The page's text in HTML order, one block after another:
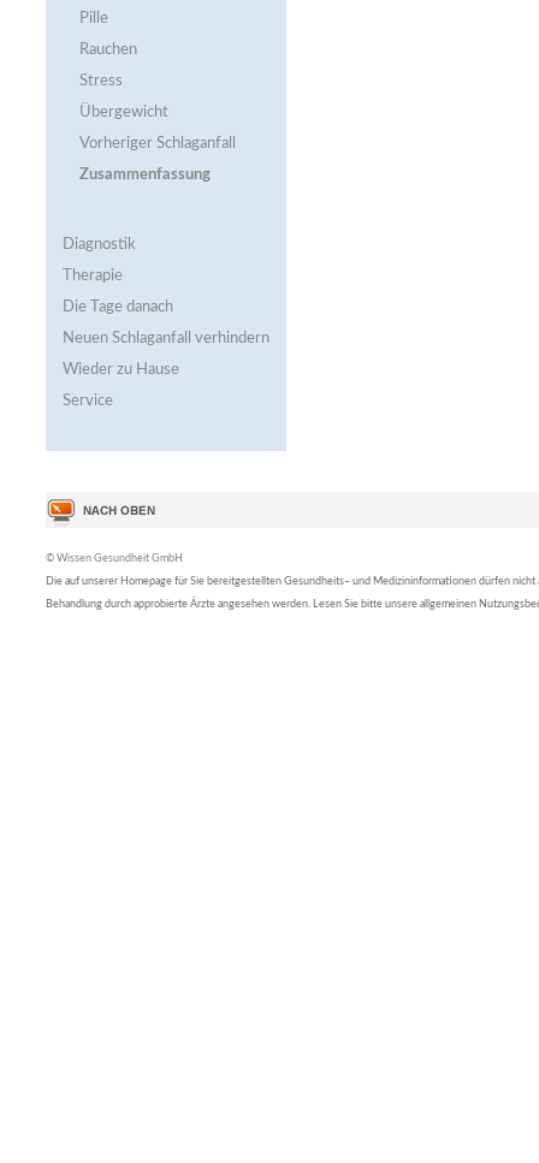
Pille
Rauchen
Stress
Übergewicht
Vorheriger Schlaganfall
Zusammenfassung
Diagnostik
Therapie
Die Tage danach
Neuen Schlaganfall verhindern
Wieder zu Hause
Service
© Wissen Gesundheit GmbH
Die auf unserer Homepage für Sie bereitgestellten Gesundheits– und Medizininformationen dürfen nicht
Behandlung durch approbierte Ärzte angesehen werden. Lesen Sie bitte unsere allgemeinen